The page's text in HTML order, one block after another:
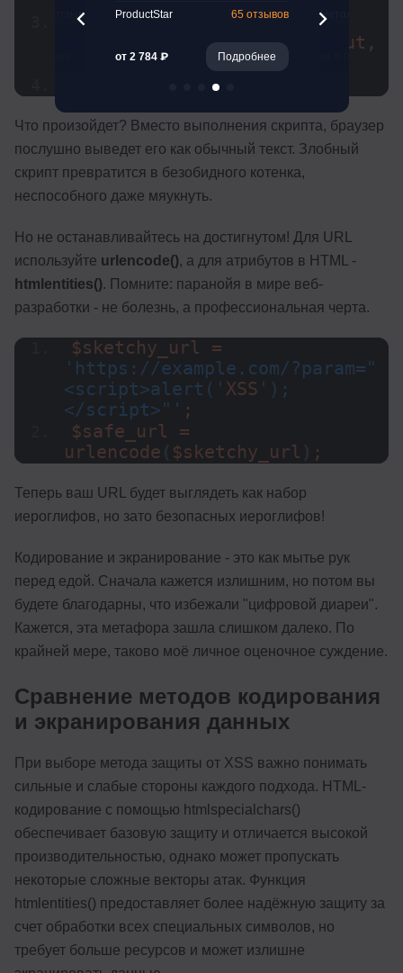
$safe_output =
htmlspecialchars($user_input,
ENT_QUOTES,
'UTF-8') ;
echo $safe_output;
Что произойдет? Вместо выполнения скрипта, браузер
послушно выведет его как обычный текст. Злобный
скрипт превратится в безобидного котенка,
неспособного даже мяукнуть.
Но не останавливайтесь на достигнутом! Для URL
используйте urlencode(), а для атрибутов в HTML -
htmlentities(). Помните: паранойя в мире веб-
разработки - не болезнь, а профессиональная черта.
'https://example.com/?param="
<script>alert(' XSS ');
</script>"' ;
urlencode
$sketchy_url ;
Теперь ваш URL будет выглядеть как набор
иероглифов, но зато безопасных иероглифов!
Кодирование и экранирование - это как мытье рук
перед едой. Сначала кажется излишним, но потом вы
будете благодарны, что избежали "цифровой диареи".
Кажется, эта метафора зашла слишком далеко. По
крайней мере, таково моё личное оценочное суждение.
Сравнение методов кодирования
и экранирования данных
При выборе метода защиты от XSS важно понимать
сильные и слабые стороны каждого подхода. HTML-
кодирование с помощью htmlspecialchars()
обеспечивает базовую защиту и отличается высокой
производительностью, однако может пропускать
некоторые сложные векторы атак. Функция
htmlentities() предоставляет более надёжную защиту за
счет обработки всех специальных символов, но
требует больше ресурсов и может излишне
261 отзыв ProductStar 65 отзывов
от 2 784 ₽ Подробнее
Нетология